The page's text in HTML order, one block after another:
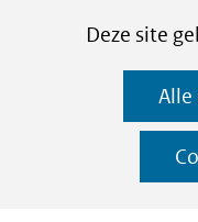
CookiesDeze site
Alle